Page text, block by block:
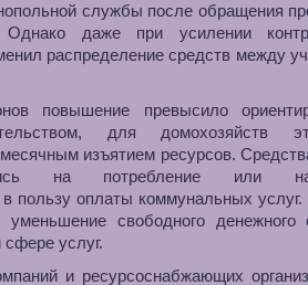
службы после обращения
Однако даже при усилении
распределение средств между
повышение превысило
для домохозяйств
изъятием ресурсов.
на потребление или
пользу оплаты коммунальных
уменьшение свободного денежного
сфере услуг.
и ресурсоснабжающих